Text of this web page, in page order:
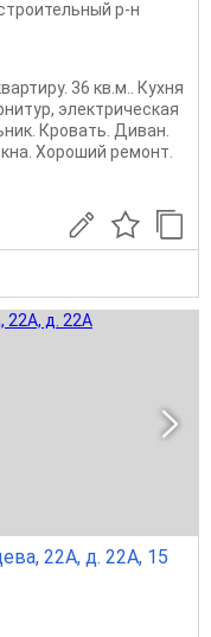
р-н
36 кв.м.. Кухня
электрическая
Кровать. Диван.
Хороший ремонт.
22А, д. 22А, 15